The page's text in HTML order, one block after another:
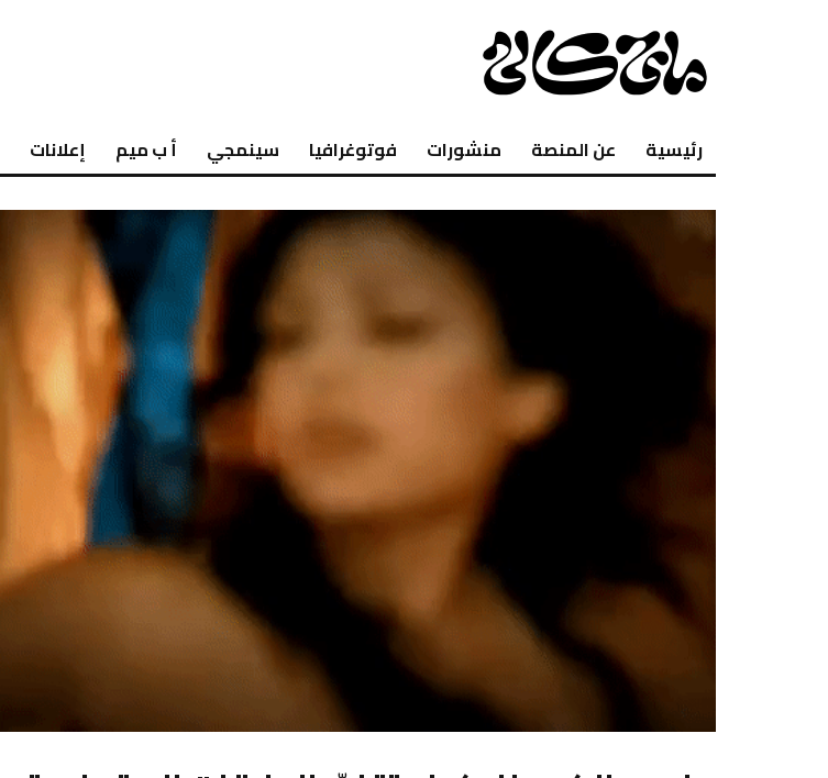
رئيسية عن المنصة منشورات فوتوغرافيا سينمجي أ ب ميم إعلانات